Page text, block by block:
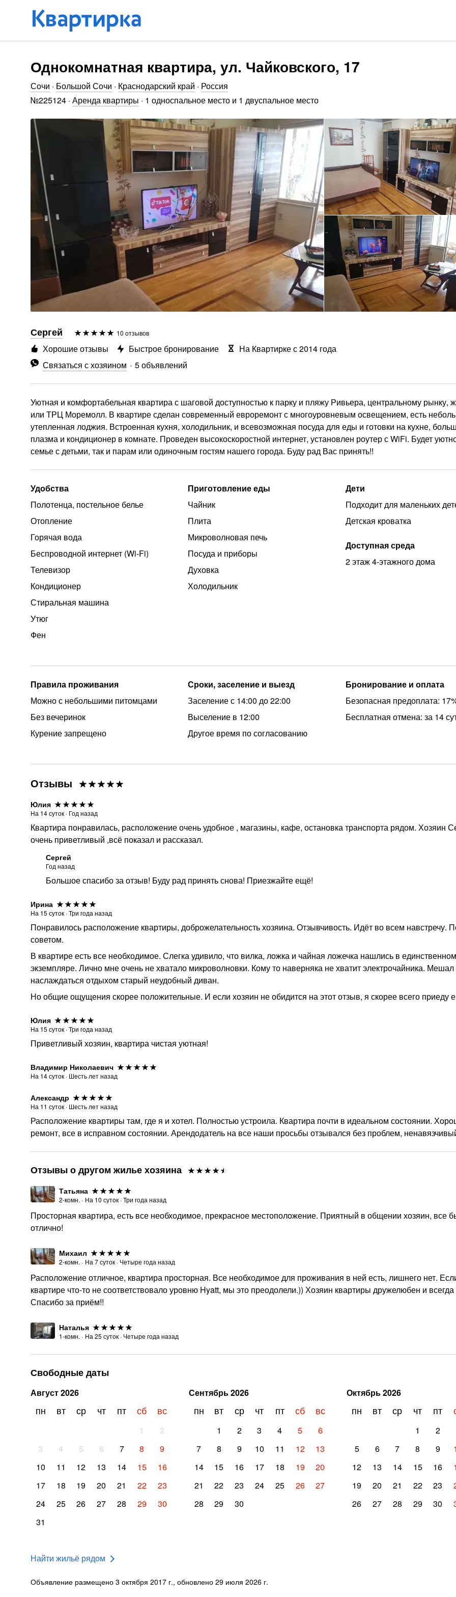
Однокомнатная квартира, ул. Чайковского, 17
Сочи · Большой Сочи · Краснодарский край · Россия
№225124 · Аренда квартиры · 1 односпальное место и 1 двуспальное место
Сергей 10 отзывов
Связаться с хозяином 5 объявлений
Хорошие отзывы Быстрое бронирование На Квартирке с 2014 года
Уютная и комфортабельная квартира с шаговой доступностью к парку и пляжу Ривьера, центральному рынку,
или ТРЦ Моремолл. В квартире сделан современный евроремонт с многоуровневым освещением, есть
утепленная лоджия. Встроенная кухня, холодильник, и всевозможная посуда для еды и готовки на кухне,
плазма и кондиционер в комнате. Проведен высокоскоростной интернет, установлен роутер с WiFi. Будет
семье с детьми, так и парам или одиночным гостям нашего города. Буду рад Вас принять!!
Удобства
Полотенца, постельное белье
Отопление
Горячая вода
Беспроводной интернет (Wi‑Fi)
Телевизор
Кондиционер
Стиральная машина
Утюг
Фен
Приготовление еды
Чайник
Плита
Микроволновая печь
Посуда и приборы
Духовка
Холодильник
Дети
Подходит для маленьких
Детская кроватка
Доступная среда
2 этаж 4-этажного дома
Правила проживания
Можно с небольшими питомцами
Без вечеринок
Курение запрещено
Сроки, заселение и выезд
Заселение с 14:00 до 22:00
Выселение в 12:00
Другое время по согласованию
Бронирование и оплата
Безопасная предоплата:
Бесплатная отмена: за 14
Свободные даты
Август2026
пн вт ср чт пт сб вс
1
2
3
4 5 6 7 8
9
10
11 12 13 14 15
16
17
18 19 20 21 22
23
24
25 26 27 28 29
30
31
Сентябрь2026
пн вт ср чт пт сб вс
1 2 3 4 5
6
7
8 9 10 11 12
13
14
15 16 17 18 19
20
21
22 23 24 25 26
27
28
29 30
Октябрь2026
пн вт ср чт пт
1 2
5
6 7 8 9
12
13 14 15 16
19
20 21 22 23
26
27 28 29 30
Отзывы
Юлия
На 14суток · Год назад
Квартира понравилась, расположение очень удобное , магазины, кафе, остановка транспорта рядом. Хозяин
очень приветливый ,всё показал и рассказал.
Сергей
Год назад
Большое спасибо за отзыв! Буду рад принять снова! Приезжайте ещё!
Ирина
На 15 суток ·Три года назад
Понравилось расположение квартиры, доброжелательность хозяина. Отзывчивость. Идёт во всем навстречу.
советом.
В квартире есть все необходимое. Слегка удивило, что вилка, ложка и чайная ложечка нашлись в единственном
экземпляре. Лично мне очень не хватало микроволновки. Кому то наверняка не хватит электрочайника. Мешал
наслаждаться отдыхом старый неудобный диван.
Но общие ощущения скорее положительные. И если хозяин не обидится на этот отзыв, я скорее всего приеду
Юлия
На 15 суток ·Три года назад
Приветливый хозяин, квартира чистая уютная!
Владимир Николаевич
На 14суток · Шесть лет назад
Александр
На 11 суток · Шесть лет назад
Расположение квартиры там, где я и хотел. Полностью устроила. Квартира почти в идеальном состоянии.
ремонт, все в исправном состоянии. Арендодатель на все наши просьбы отзывался без проблем,
Отзывы о другом жилье хозяина
Татьяна
2-комн. · На 10 суток ·Три года назад
Просторная квартира, есть все необходимое, прекрасное местоположение. Приятный в общении хозяин, все
отлично!
Михаил
2-комн. · На 7суток · Четыре года назад
Расположение отличное, квартира просторная. Все необходимое для проживания в ней есть, лишнего нет.
квартире что-то не соответствовало уровню Hyatt, мы это преодолели.)) Хозяин квартиры дружелюбен и всегда
Спасибо за приём!!
Наталья
1-комн. · На 25 суток · Четыре года назад
Найти жильё рядом
Объявление размещено 3 октября 2017 г., обновлено 29 июля 2026 г.